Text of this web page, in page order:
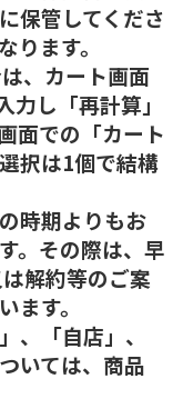
保管してくださ
ります。
、カート画面
し「再計算」
面での「カート
択は1個で結構
時期よりもお
。その際は、早
解約等のご案
ます。
「自店」、
いては、商品